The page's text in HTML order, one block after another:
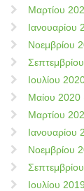
Μαρτίου
Ιανουαρίου
Νοεμβρίου
Ιουλίου
Μαίου 2020
Μαρτίου
Ιανουαρίου
Νοεμβρίου
Ιουλίου